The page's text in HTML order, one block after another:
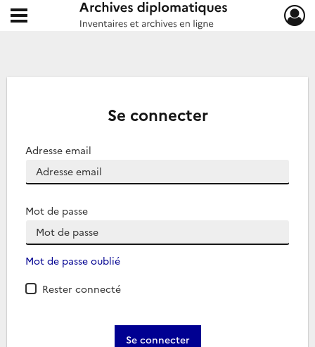
Archives diplomatiques
Ouvrir le menu déroulant
Se connecter
Adresse email
Mot de passe
Mot de passe oublié
Rester connecté
Se connecter